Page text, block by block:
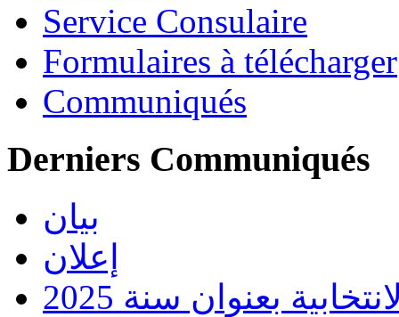
Service Consulaire
Formulaires à télécharger
Communiqués
Derniers Communiqués
بيان
إعلان
بعنوان سنة 2025